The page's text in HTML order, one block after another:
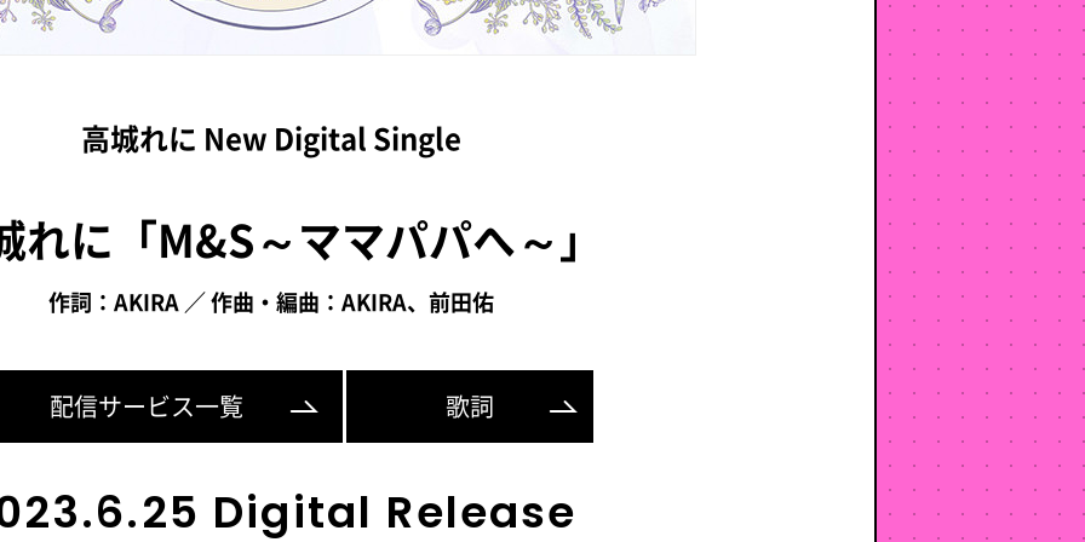
高城れに New Digital Single
れに「M&S～ママパパへ～」
作詞：AKIRA ／ 作曲・編曲：AKIRA、前田佑
配信サービス一覧 歌詞
Digital Release